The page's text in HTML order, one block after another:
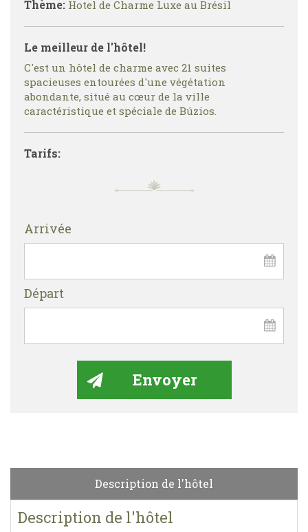
Thème: Hotel de Charme Luxe au Brésil
Le meilleur de l'hôtel!
C'est un hôtel de charme avec 21 suites
spacieuses entourées d'une végétation
abondante, situé au cœur de la ville
caractéristique et spéciale de Búzios.
Tarifs:
Arrivée
Départ
Description de l'hôtel
Description de l'hôtel